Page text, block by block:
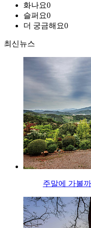
화나요0
슬퍼요0
더 궁금해요0
최신뉴스
주말에 가볼